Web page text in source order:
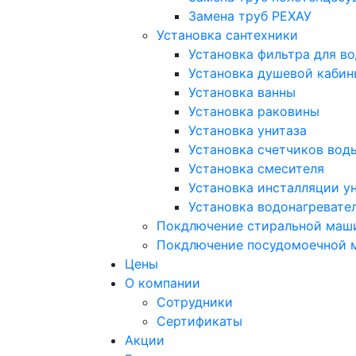
Замена труб РЕХАУ
Установка сантехники
Установка фильтра для
Установка душевой
Установка ванны
Установка раковины
Установка унитаза
Установка счетчиков
Установка смесителя
Установка инсталляции
Установка
Покдлючение стиральной
Покдлючение посудомоечной
Цены
О компании
Сотрудники
Сертификаты
Акции